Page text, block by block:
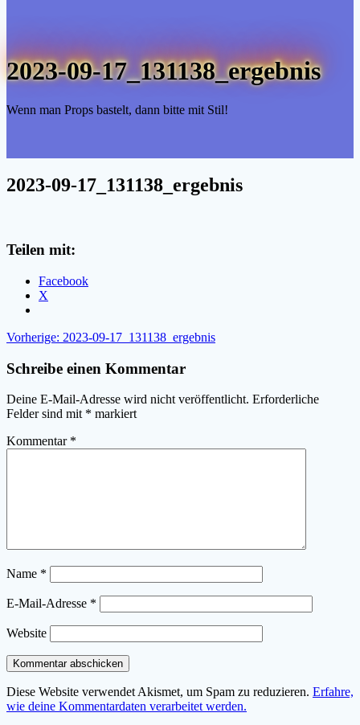
2023-09-17_131138_ergebnis
Wenn man Props bastelt, dann bitte mit Stil!
2023-09-17_131138_ergebnis
Teilen mit:
Facebook
X
Beitragsnavigation
Vorherige: Vorheriger
2023-09-17_131138_ergebnis
Schreibe einen Kommentar
Deine E-Mail-Adresse wird nicht veröffentlicht. Erforderliche
Felder sind mit * markiert
Kommentar *
Name *
E-Mail-Adresse *
Website
Diese Website verwendet Akismet, um Spam zu reduzieren. Erfahre,
wie deine Kommentardaten verarbeitet werden.